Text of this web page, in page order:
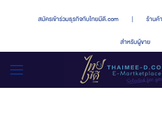
สมัครเข้าร่วมธุรกิจกับไทยมีดี.com | ร้านค้
สำหรับผู้ขาย